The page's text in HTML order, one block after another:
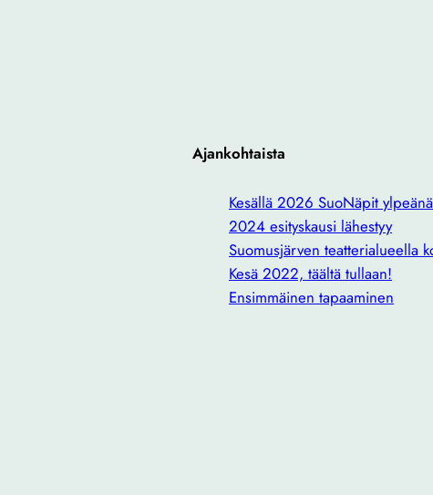
Ajankohtaista
Kesällä 2026 SuoNäpit
2024 esityskausi lähestyy
Suomusjärven teatterialueella
Kesä 2022, täältä tullaan!
Ensimmäinen tapaaminen